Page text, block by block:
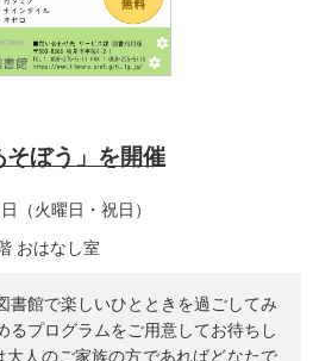
そぼう」を開催
（火曜日・祝日）
おはなし室
書館で楽しいひとときを過ごしてみ
るプログラムをご用意してお待ちし
人のご家族の方であればどなたで